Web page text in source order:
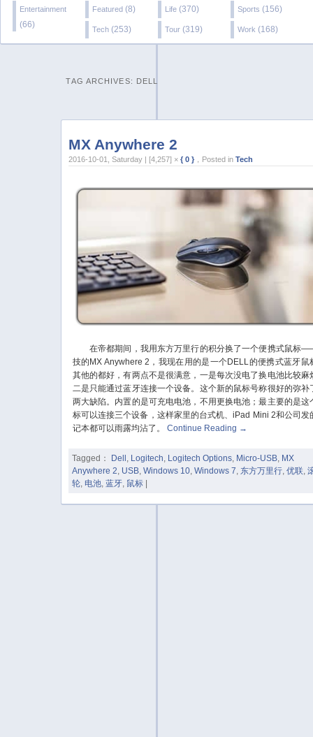
Entertainment
(66)
Featured (8) Life (370) Sports (156)
Tech (253) Tour (319) Work (168)
TAG ARCHIVES: DELL
MX Anywhere 2
2016-10-01, Saturday | [4,257] ×{ 0 } ，Posted inTech
在帝都期间，我用东方万里行的积分换了一个便携式鼠标
技的MX Anywhere 2，我现在用的是一个DELL的便携式蓝牙鼠
其他的都好，有两点不是很满意，一是每次没电了换电池比较麻
二是只能通过蓝牙连接一个设备。这个新的鼠标号称很好的弥补
两大缺陷。内置的是可充电电池，不用更换电池；最主要的是这
标可以连接三个设备，这样家里的台式机、iPad Mini 2和公司发
记本都可以雨露均沾了。
Continue Reading →
Tagged： Dell , Logitech, Logitech Options, Micro-USB, MX
Anywhere 2, USB,Windows 10,Windows 7, 东方万里行,优联,
轮, 电池,蓝牙, 鼠标